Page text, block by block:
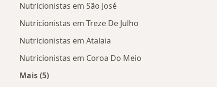
Nutricionistas em São José
Nutricionistas em Treze De Julho
Nutricionistas em Atalaia
Nutricionistas em Coroa Do Meio
Mais (5)